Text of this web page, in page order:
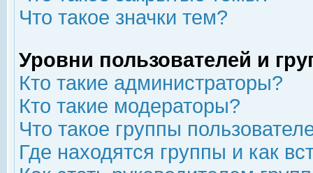
Что такое значки тем?
Уровни пользователей и
Кто такие администраторы?
Кто такие модераторы?
Что такое группы
Где находятся группы и как